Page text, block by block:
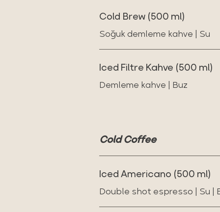
Cold Brew (500 ml)
Soğuk demleme kahve | Su
Iced Filtre Kahve (500 ml)
Demleme kahve | Buz
Cold Coffee
Iced Americano (500 ml)
Double shot espresso | Su |